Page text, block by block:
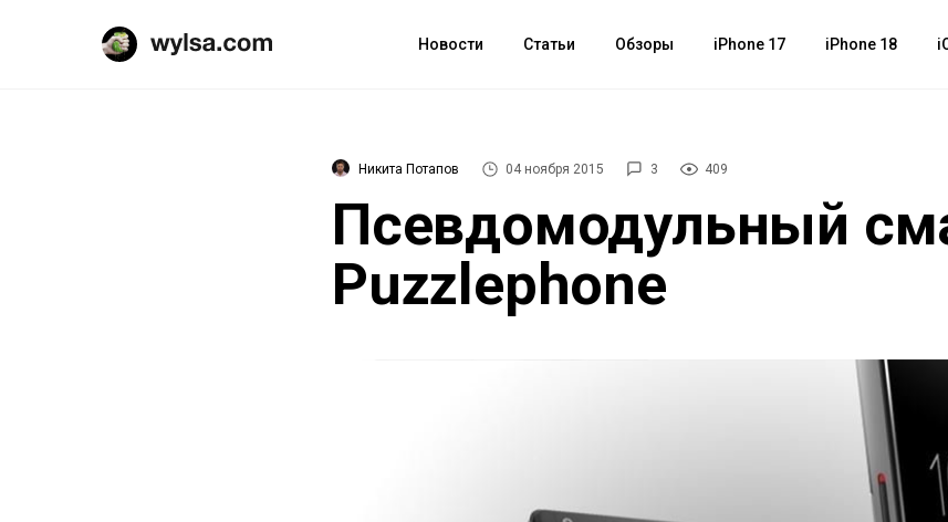
Новости Статьи Обзоры iPhone 17 iPhone 18
Никита Потапов 04 ноября 2015 3 409
Псевдомодульный
Puzzlephone